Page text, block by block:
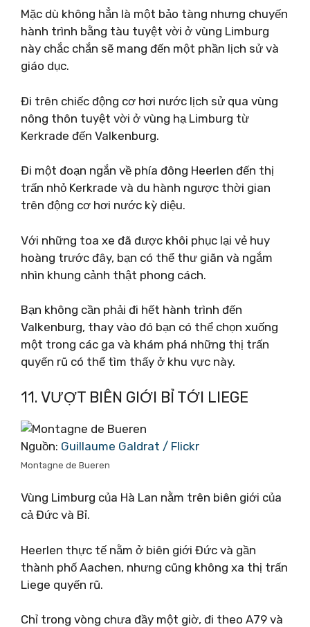
Mặc dù không hẳn là một bảo tàng nhưng chuyến
hành trình bằng tàu tuyệt vời ở vùng Limburg
này chắc chắn sẽ mang đến một phần lịch sử và
giáo dục.
Đi trên chiếc động cơ hơi nước lịch sử qua vùng
nông thôn tuyệt vời ở vùng hạ Limburg từ
Kerkrade đến Valkenburg.
Đi một đoạn ngắn về phía đông Heerlen đến thị
trấn nhỏ Kerkrade và du hành ngược thời gian
trên động cơ hơi nước kỳ diệu.
Với những toa xe đã được khôi phục lại vẻ huy
hoàng trước đây, bạn có thể thư giãn và ngắm
nhìn khung cảnh thật phong cách.
Bạn không cần phải đi hết hành trình đến
Valkenburg, thay vào đó bạn có thể chọn xuống
một trong các ga và khám phá những thị trấn
quyến rũ có thể tìm thấy ở khu vực này.
11. VƯỢT BIÊN GIỚI BỈ TỚI LIEGE
Nguồn: Guillaume Galdrat / Flickr
Montagne de Bueren
Vùng Limburg của Hà Lan nằm trên biên giới của
cả Đức và Bỉ.
Heerlen thực tế nằm ở biên giới Đức và gần
thành phố Aachen, nhưng cũng không xa thị trấn
Liege quyến rũ.
Chỉ trong vòng chưa đầy một giờ, đi theo A79 và